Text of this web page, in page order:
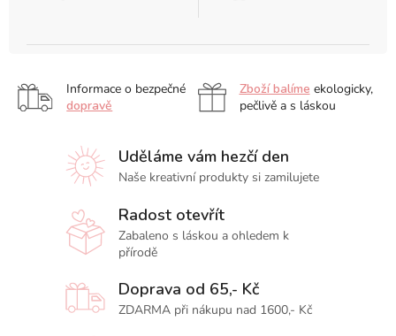
Informace o bezpečné
dopravě
Zboží balíme ekologicky,
pečlivě a s láskou
Uděláme vám hezčí den
Naše kreativní produkty si zamilujete
Radost otevřít
Zabaleno s láskou a ohledem k
přírodě
Doprava od 65,- Kč
ZDARMA při nákupu nad 1600,- Kč